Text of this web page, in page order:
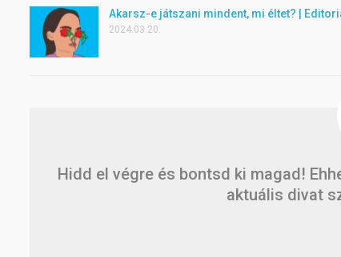
Akarsz-e játszani mindent, mi éltet? |
2024.03.20.
Hidd el végre és bontsd ki magad!
aktuális divat